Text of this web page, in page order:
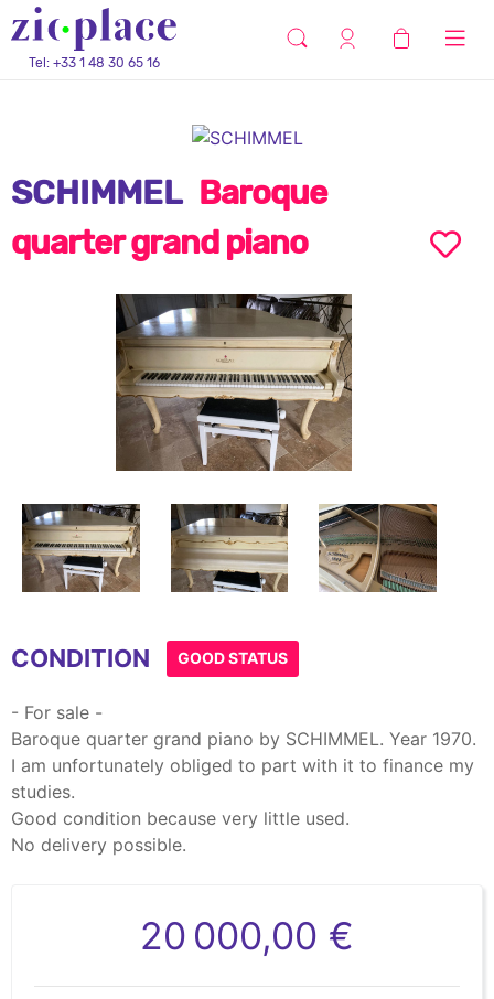
Tel: +33 1 48 30 65 16
SCHIMMEL Baroque
quarter grand piano
of
CONDITION GOOD STATUS
- For sale -
Baroque quarter grand piano by SCHIMMEL. Year 1970.
I am unfortunately obliged to part with it to finance my
studies.
Good condition because very little used.
No delivery possible.
20 000,00 €